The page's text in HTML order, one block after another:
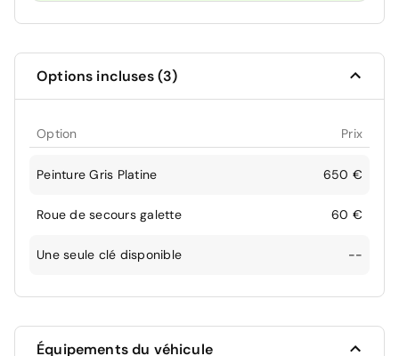
Options incluses (3)
Option Prix
Peinture Gris Platine 650 €
Roue de secours galette 60 €
Une seule clé disponible --
Équipements du véhicule